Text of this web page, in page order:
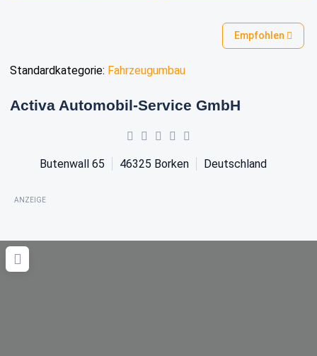
Empfohlen
Standardkategorie: Fahrzeugumbau
Activa Automobil-Service GmbH
Butenwall 65 46325 Borken Deutschland
ANZEIGE